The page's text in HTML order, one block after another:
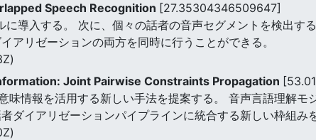
Speech Recognition [27.35304346509647]
導入する。 次に、個々の話者の音声セグメントを検出す
アリゼーションの両方を同時に行うことができる。
Joint Pairwise Constraints Propagation
味情報を活用する新しい手法を提案する。 音声言語理解モ
ダイアリゼーションパイプラインに統合する新しい枠組み